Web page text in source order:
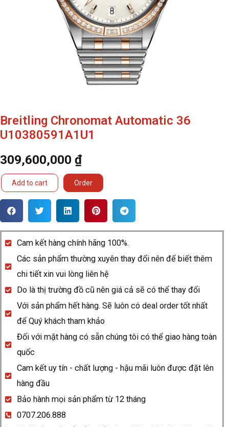
Breitling Chronomat Automatic 36
U10380591A1U1
309,600,000 ₫
Breitling
Automatic
U10380591A1U1
quantity
Add to cart Order
Cam kết hàng chính hãng 100%.
Các sản phẩm thường xuyên thay đổi nên để biết thêm
chi tiết xin vui lòng liên hệ
Do là thị trường đồ cũ nên giá cả sẽ có thể thay đổi
Với sản phẩm hết hàng. Sẽ luôn có deal order tốt nhất
để Quý khách tham khảo
Đối với mặt hàng có sẵn chúng tôi có thể giao hàng toàn
quốc
Cam kết uy tín - chất lượng - hậu mãi luôn được đặt lên
hàng đầu
Bảo hành mọi sản phẩm từ 12 tháng
0707.206.888